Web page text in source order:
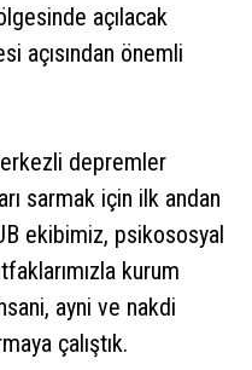
açılacak
açısından önemli
depremler
sarmak için ilk andan
ekibimiz, psikososyal
kurum
ayni ve nakdi
çalıştık.